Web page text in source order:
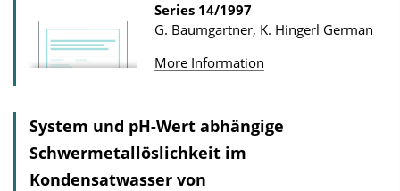
Series 14/1997
G. Baumgartner, K. Hingerl German
More Information
System und pH-Wert abhängige
Schwermetallöslichkeit im
Kondensatwasser von